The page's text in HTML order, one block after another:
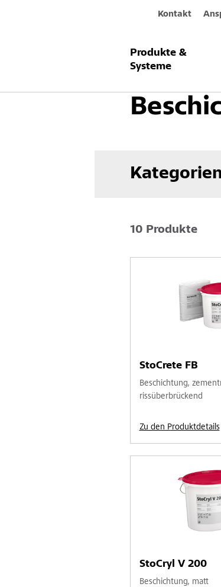
Kontakt
Produkte &
Systeme
Produkte & Systeme
10 Produkte
StoCrete FB
Beschichtung,
rissüberbrückend
Zu den Produktdetails
StoCryl V 200
Beschichtung, matt